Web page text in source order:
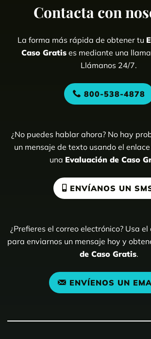
Contacta con
La forma más rápida de obtener tu
Caso Gratis es mediante una
Llámanos 24/7.
800-538-4878
¿No puedes hablar ahora? No hay
un mensaje de texto usando el
una Evaluación de Caso
ENVÍANOS UN
¿Prefieres el correo electrónico? Usa
para enviarnos un mensaje hoy y
de Caso Gratis.
ENVÍENOS UN